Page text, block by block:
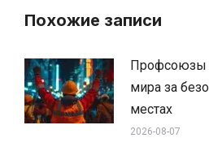
Похожие записи
Профсоюзы
мира за
местах
2026-08-07